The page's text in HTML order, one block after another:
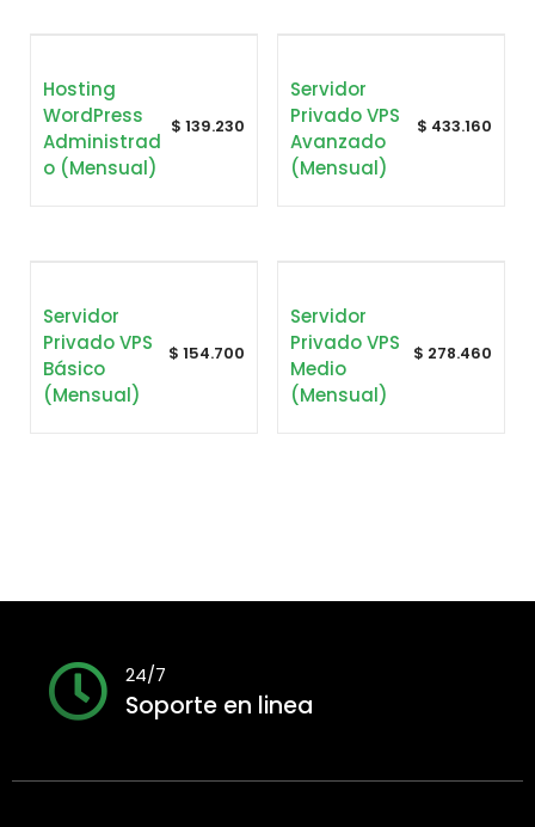
Hosting
WordPress
Administrad
O (mensual)
$ 139.230
Servidor
Privado VPS
Avanzado
(mensual)
$ 433.160
Servidor
Privado VPS
Básico
(mensual)
$ 154.700
Servidor
Privado VPS
Medio
(mensual)
$ 278.460
24/7
Soporte en linea